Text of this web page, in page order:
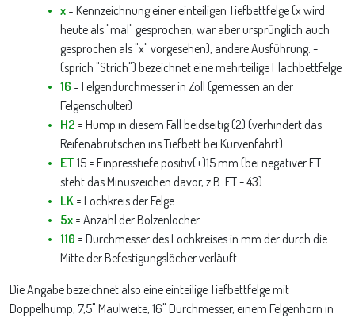
x = Kennzeichnung einer einteiligen Tiefbettfelge (x wird
heute als "mal" gesprochen, war aber ursprünglich auch
gesprochen als "x" vorgesehen), andere Ausführung: -
(sprich "Strich") bezeichnet eine mehrteilige Flachbettfelge
16 = Felgendurchmesser in Zoll (gemessen an der
Felgenschulter)
H2 = Hump in diesem Fall beidseitig (2) (verhindert das
Reifenabrutschen ins Tiefbett bei Kurvenfahrt)
ET 15 = Einpresstiefe positiv(+)15 mm (bei negativer ET
steht das Minuszeichen davor, z.B. ET - 43)
LK = Lochkreis der Felge
5x = Anzahl der Bolzenlöcher
110 = Durchmesser des Lochkreises in mm der durch die
Mitte der Befestigungslöcher verläuft
Die Angabe bezeichnet also eine einteilige Tiefbettfelge mit
Doppelhump, 7,5" Maulweite, 16" Durchmesser, einem Felgenhorn in